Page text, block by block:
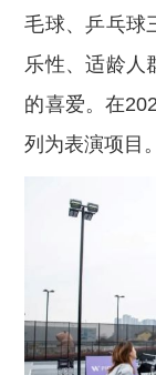
毛球、乒乓球
乐性、适龄人
的喜爱。在
列为表演项目。